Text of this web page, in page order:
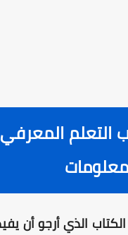
المعرفي
الذي أرجو أن